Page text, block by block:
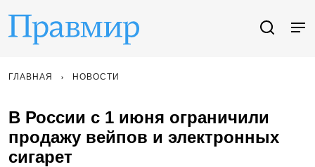
ГЛАВНАЯ НОВОСТИ
В России с 1 июня ограничили
продажу вейпов и электронных
сигарет